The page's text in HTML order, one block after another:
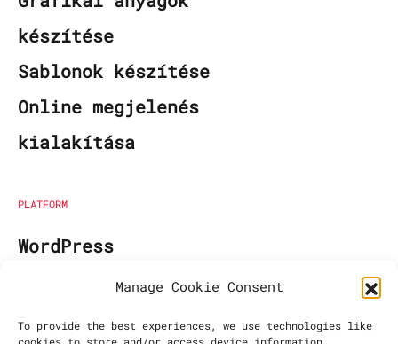
Manage Cookie Consent
To provide the best experiences, we use technologies like
készítése
Sablonok készítése
Online megjelenés
kialakítása
PLATFORM
WordPress